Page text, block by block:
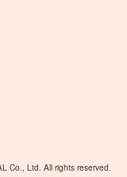
Co., Ltd. All rights reserved.